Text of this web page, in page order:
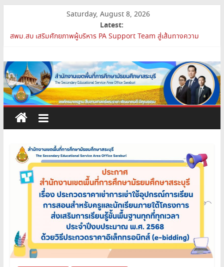
content
Saturday, August 8, 2026
Latest:
สพม.สบ เสริมศักยภาพผู้บริหาร PA Support Team สู่เส้นทางความ
for Education”
การย้ายข้าราชการครูและบุคลากรทางการศึกษา ตำแหน่งศึกษานิเทศก์
สพม.สบ ประชุมชี้แจงแนวทางการส่งเสริมความโปร่งใสในสำนักงานเขต
พื้นที่การศึกษา 2569
เปิดห้องเรียนและห้องปฏิบัติการแห่งอนาคต รร.สบว.
สำนักงาน
เขต
พื้นที่
การ
ศึกษา
มัธยมศึกษา
สระบุรี
สพม.สระบุรี,สพม.สบ,สำนักงาน
เขต